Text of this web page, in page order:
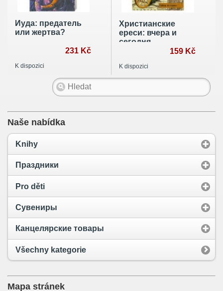
Иуда: предатель
или жертва?
231 Kč
K dispozici
Христианские
ереси: вчера и
сегодня
159 Kč
K dispozici
Naše nabídka
Knihy
Праздники
Pro děti
Сувениры
Канцелярские товары
Všechny kategorie
Mapa stránek